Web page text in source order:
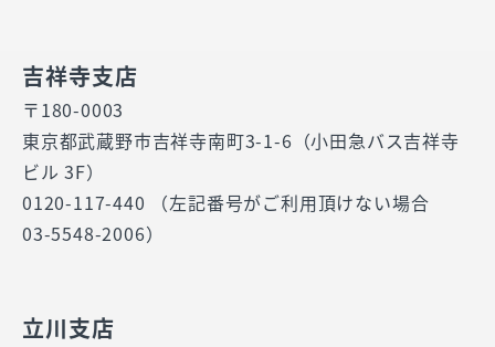
吉祥寺支店
〒180-0003
東京都武蔵野市吉祥寺南町3-1-6（小田急バス吉祥寺
ビル 3F）
0120-117-440 （左記番号がご利用頂けない場合
03-5548-2006）
立川支店